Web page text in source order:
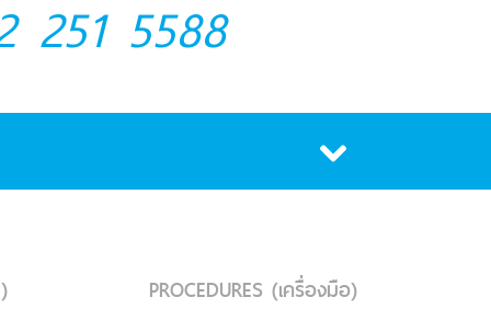
251 5588
PROCEDURES (เครื่องมือ)